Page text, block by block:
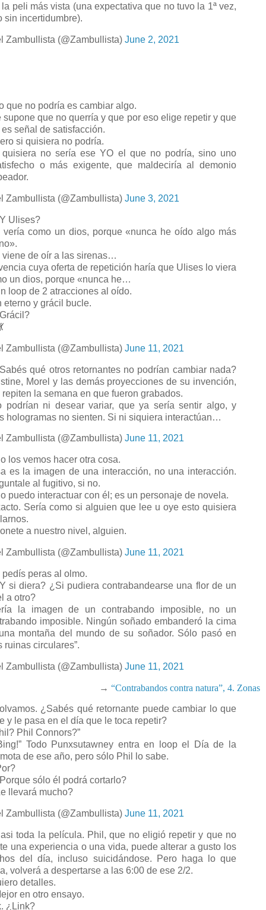
peli más vista (una expectativa que no tuvo la 1ª vez,
sin incertidumbre).
Zambullista (@Zambullista) June 2, 2021
que no podría es cambiar algo.
supone que no querría y que por eso elige repetir y que
señal de satisfacción.
si quisiera no podría.
quisiera no sería ese YO el que no podría, sino uno
o más exigente, que maldeciría al demonio
Zambullista (@Zambullista) June 3, 2021
Ulises?
vería como un dios, porque «nunca he oído algo más
de oír a las sirenas…
cuya oferta de repetición haría que Ulises lo viera
un dios, porque «nunca he…
loop de 2 atracciones al oído.
eterno y grácil bucle.
Zambullista (@Zambullista) June 11, 2021
qué otros retornantes no podrían cambiar nada?
Morel y las demás proyecciones de su invención,
repiten la semana en que fueron grabados.
podrían ni desear variar, que ya sería sentir algo, y
hologramas no sienten. Si ni siquiera interactúan…
Zambullista (@Zambullista) June 11, 2021
los vemos hacer otra cosa.
es la imagen de una interacción, no una interacción.
al fugitivo, si no.
puedo interactuar con él; es un personaje de novela.
Sería como si alguien que lee u oye esto quisiera
a nuestro nivel, alguien.
Zambullista (@Zambullista) June 11, 2021
pedís peras al olmo.
si diera? ¿Si pudiera contrabandearse una flor de un
a otro?
la imagen de un contrabando imposible, no un
imposible. Ningún soñado embanderó la cima
montaña del mundo de su soñador. Sólo pasó en
ruinas circulares”.
Zambullista (@Zambullista) June 11, 2021
→ “Contrabandos contra natura”, 4. Zonas
¿Sabés qué retornante puede cambiar lo que
y le pasa en el día que le toca repetir?
Phil Connors?”
Todo Punxsutawney entra en loop el Día de la
de ese año, pero sólo Phil lo sabe.
sólo él podrá cortarlo?
llevará mucho?
Zambullista (@Zambullista) June 11, 2021
toda la película. Phil, que no eligió repetir y que no
una experiencia o una vida, puede alterar a gusto los
del día, incluso suicidándose. Pero haga lo que
volverá a despertarse a las 6:00 de ese 2/2.
detalles.
en otro ensayo.
¿Link?